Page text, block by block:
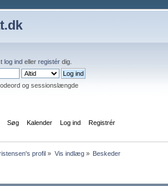
log indeller registérdig.
og sessionslængde
Søg Kalender Log ind Registrér
profil » Vis indlæg» Beskeder